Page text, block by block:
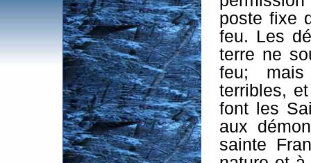
poste fixe
feu. Les
terre ne
feu;
terribles,
font les
aux
sainte